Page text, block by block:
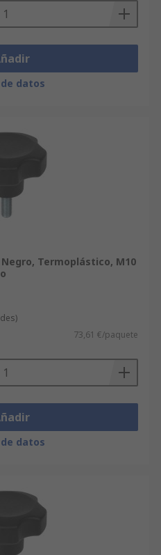
datos
Negro, Termoplástico, M10
73,61 €/paquete
datos